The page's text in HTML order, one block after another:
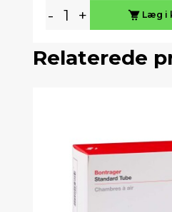
- + Læg i
Relaterede